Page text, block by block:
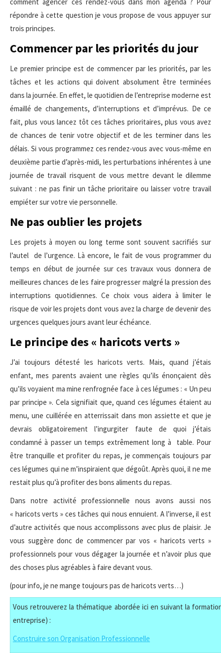
répondre à cette question je vous propose de vous appuyer sur
trois principes.
Commencer par les priorités du jour
Le premier principe est de commencer par les priorités, par les
tâches et les actions qui doivent absolument être terminées
dans la journée. En effet, le quotidien de l’entreprise moderne est
émaillé de changements, d’interruptions et d’imprévus. De ce
fait, plus vous lancez tôt ces tâches prioritaires, plus vous avez
de chances de tenir votre objectif et de les terminer dans les
délais. Si vous programmez ces rendez-vous avec vous-même en
deuxième partie d’après-midi, les perturbations inhérentes à une
journée de travail risquent de vous mettre devant le dilemme
suivant : ne pas finir un tâche prioritaire ou laisser votre travail
empiéter sur votre vie personnelle.
Ne pas oublier les projets
Les projets à moyen ou long terme sont souvent sacrifiés sur
l’autel de l’urgence. Là encore, le fait de vous programmer du
temps en début de journée sur ces travaux vous donnera de
meilleures chances de les faire progresser malgré la pression des
interruptions quotidiennes. Ce choix vous aidera à limiter le
risque de voir les projets dont vous avez la charge de devenir des
urgences quelques jours avant leur échéance.
Le principe des « haricots verts »
J’ai toujours détesté les haricots verts. Mais, quand j’étais
enfant, mes parents avaient une règles qu’ils énonçaient dès
qu’ils voyaient ma mine renfrognée face à ces légumes : « Un peu
par principe ». Cela signifiait que, quand ces légumes étaient au
menu, une cuillérée en atterrissait dans mon assiette et que je
devrais obligatoirement l’ingurgiter faute de quoi j’étais
condamné à passer un temps extrêmement long à table. Pour
être tranquille et profiter du repas, je commençais toujours par
ces légumes qui ne m’inspiraient que dégoût. Après quoi, il ne me
restait plus qu’à profiter des bons aliments du repas.
Dans notre activité professionnelle nous avons aussi nos
« haricots verts » ces tâches qui nous ennuient. A l’inverse, il est
d’autre activités que nous accomplissons avec plus de plaisir. Je
vous suggère donc de commencer par vos « haricots verts »
professionnels pour vous dégager la journée et n’avoir plus que
des choses plus agréables à faire devant vous.
(pour info, je ne mange toujours pas de haricots verts…)
Vous retrouverez la thématique abordée ici en suivant la
entreprise) :
Construire son Organisation Professionnelle